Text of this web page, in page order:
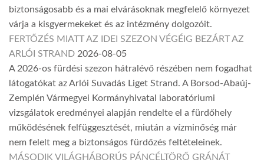
biztonságosabb és a mai elvárásoknak megfelelő környezet
várja a kisgyermekeket és az intézmény dolgozóit.
FERTŐZÉS MIATT AZ IDEI SZEZON VÉGÉIG BEZÁRT AZ
ARLÓI STRAND 2026-08-05
A 2026-os fürdési szezon hátralévő részében nem fogadhat
látogatókat az Arlói Suvadás Liget Strand. A Borsod-Abaúj-
Zemplén Vármegyei Kormányhivatal laboratóriumi
vizsgálatok eredményei alapján rendelte el a fürdőhely
működésének felfüggesztését, miután a vízminőség már
nem felelt meg a biztonságos fürdőzés feltételeinek.
MÁSODIK VILÁGHÁBORÚS PÁNCÉLTÖRŐ GRÁNÁT